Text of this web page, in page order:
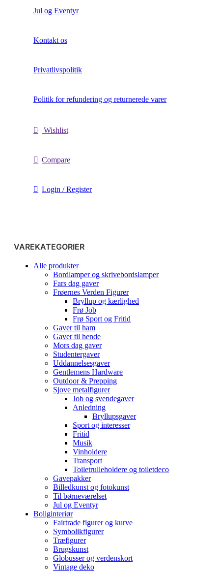
Jul og Eventyr
Kontakt os
Privatlivspolitik
Politik for refundering og returnerede varer
Wishlist
Compare
Login / Register
VAREKATEGORIER
Alle produkter
Bordlamper og skrivebordslamper
Fars dag gaver
Frøernes Verden Figurer
Bryllup og kærlighed
Frø Job
Frø Sport og Fritid
Gaver til ham
Gaver til hende
Mors dag gaver
Studentergaver
Uddannelsesgaver
Gentlemens Hardware
Outdoor & Prepping
Sjove metalfigurer
Job og svendegaver
Anledning
Bryllupsgaver
Sport og interesser
Fritid
Musik
Vinholdere
Transport
Toiletrulleholdere og toiletdeco
Gavepakker
Billedkunst og fotokunst
Til børneværelset
Jul og Eventyr
Boliginteriør
Fairtrade figurer og kurve
Symbolikfigurer
Træfigurer
Brugskunst
Globusser og verdenskort
Vintage deko